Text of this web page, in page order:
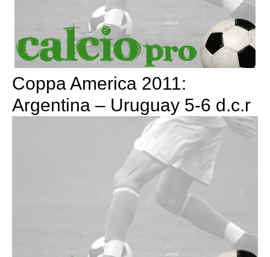
Coppa America 2011:
Argentina – Uruguay 5-6 d.c.r